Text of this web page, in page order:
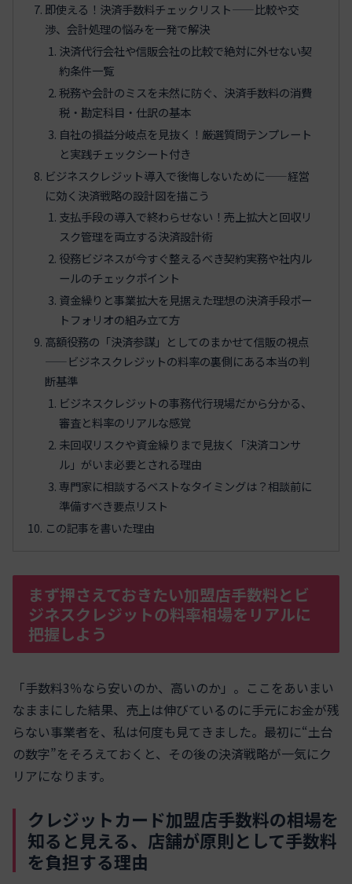
即使える！決済手数料チェックリスト——比較や交
渉、会計処理の悩みを一発で解決
決済代行会社や信販会社の比較で絶対に外せない契
約条件一覧
税務や会計のミスを未然に防ぐ、決済手数料の消費
税・勘定科目・仕訳の基本
自社の損益分岐点を見抜く！厳選質問テンプレート
と実践チェックシート付き
ビジネスクレジット導入で後悔しないために——経営
に効く決済戦略の設計図を描こう
支払手段の導入で終わらせない！売上拡大と回収リ
スク管理を両立する決済設計術
役務ビジネスが今すぐ整えるべき契約実務や社内ル
ールのチェックポイント
資金繰りと事業拡大を見据えた理想の決済手段ポー
トフォリオの組み立て方
高額役務の「決済参謀」としてのまかせて信販の視点
——ビジネスクレジットの料率の裏側にある本当の判
断基準
ビジネスクレジットの事務代行現場だから分かる、
審査と料率のリアルな感覚
未回収リスクや資金繰りまで見抜く「決済コンサ
ル」がいま必要とされる理由
専門家に相談するベストなタイミングは？相談前に
準備すべき要点リスト
この記事を書いた理由
まず押さえておきたい加盟店手数料とビ
ジネスクレジットの料率相場をリアルに
把握しよう
「手数料3％なら安いのか、高いのか」。ここをあいまい
なままにした結果、売上は伸びているのに手元にお金が残
らない事業者を、私は何度も見てきました。最初に“土台
の数字”をそろえておくと、その後の決済戦略が一気にク
リアになります。
クレジットカード加盟店手数料の相場を
知ると見える、店舗が原則として手数料
を負担する理由